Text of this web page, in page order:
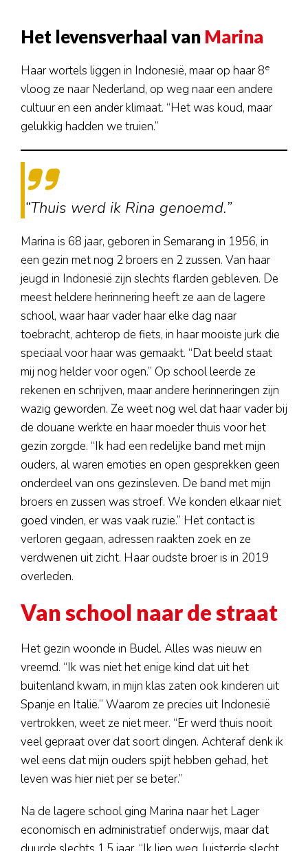
Het levensverhaal van Marina
Haar wortels liggen in Indonesië, maar op haar 8e
vloog ze naar Nederland, op weg naar een andere
cultuur en een ander klimaat. “Het was koud, maar
gelukkig hadden we truien.”
“Thuis werd ik Rina genoemd.”
Marina is 68 jaar, geboren in Semarang in 1956, in
een gezin met nog 2 broers en 2 zussen. Van haar
jeugd in Indonesië zijn slechts flarden gebleven. De
meest heldere herinnering heeft ze aan de lagere
school, waar haar vader haar elke dag naar
toebracht, achterop de fiets, in haar mooiste jurk die
speciaal voor haar was gemaakt. “Dat beeld staat
mij nog helder voor ogen.” Op school leerde ze
rekenen en schrijven, maar andere herinneringen zijn
wazig geworden. Ze weet nog wel dat haar vader bij
de douane werkte en haar moeder thuis voor het
gezin zorgde. “Ik had een redelijke band met mijn
ouders, al waren emoties en open gesprekken geen
onderdeel van ons gezinsleven. De band met mijn
broers en zussen was stroef. We konden elkaar niet
goed vinden, er was vaak ruzie.” Het contact is
verloren gegaan, adressen raakten zoek en ze
verdwenen uit zicht. Haar oudste broer is in 2019
overleden.
Van school naar de straat
Het gezin woonde in Budel. Alles was nieuw en
vreemd. “Ik was niet het enige kind dat uit het
buitenland kwam, in mijn klas zaten ook kinderen uit
Spanje en Italië.” Waarom ze precies uit Indonesië
vertrokken, weet ze niet meer. “Er werd thuis nooit
veel gepraat over dat soort dingen. Achteraf denk ik
wel eens dat mijn ouders spijt hebben gehad, het
leven was hier niet per se beter.”
Na de lagere school ging Marina naar het Lager
economisch en administratief onderwijs, maar dat